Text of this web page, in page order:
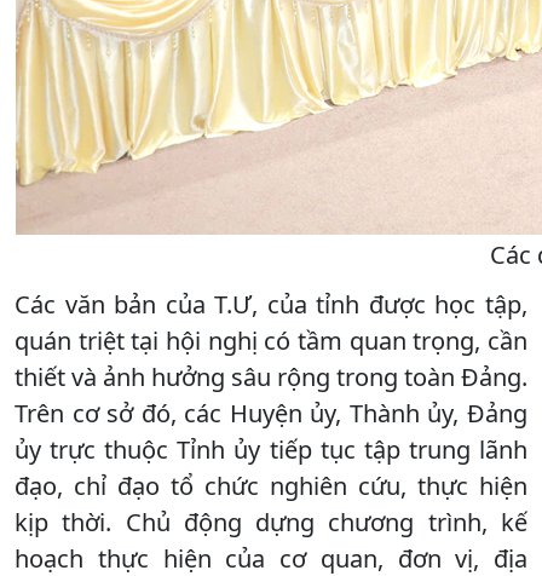
Các
Các văn bản của T.Ư, của tỉnh được học tập,
quán triệt tại hội nghị có tầm quan trọng, cần
thiết và ảnh hưởng sâu rộng trong toàn Đảng.
Trên cơ sở đó, các Huyện ủy, Thành ủy, Đảng
ủy trực thuộc Tỉnh ủy tiếp tục tập trung lãnh
đạo, chỉ đạo tổ chức nghiên cứu, thực hiện
kịp thời. Chủ động dựng chương trình, kế
hoạch thực hiện của cơ quan, đơn vị, địa